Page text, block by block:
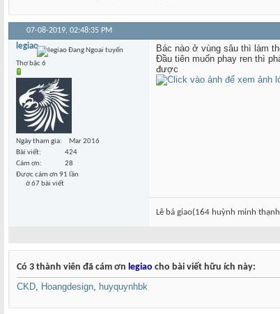
07-08-2019, 02:48:35 PM
legiao
Thợ bậc 6
Ngày tham gia
Mar 2016
Bài viết
424
Cám ơn
28
Được cám ơn 91 lần
ở 67 bài viết
Bác nào ở vùng sâu thì làm
Đầu tiên muốn phay ren thì
được
Lê bá giao(164 huỳnh minh
Có 3 thành viên đã cám ơn legiao cho bài viết hữu ích này:
CKD Hoangdesign huyquynhbk